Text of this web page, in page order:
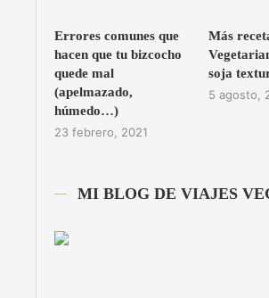
Errores comunes que
hacen que tu bizcocho
quede mal
(apelmazado,
húmedo…)
23 febrero, 2021
Más
soja
5 agosto,
MI BLOG DE VIAJES